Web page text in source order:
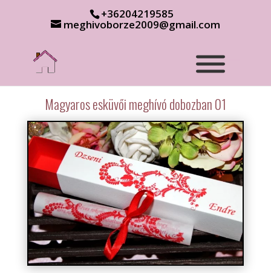
+36204219585
meghivoborze2009@gmail.com
Magyaros esküvői meghívó dobozban 01